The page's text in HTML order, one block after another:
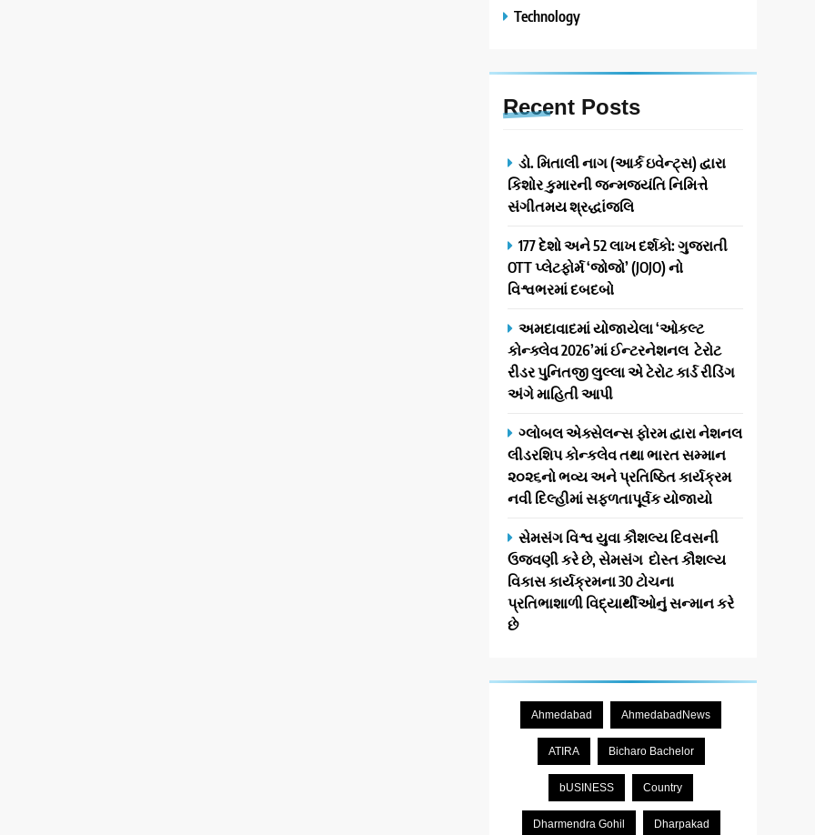
Technology
Recent Posts
ડો. મિતાલી નાગ (આર્ક ઇવેન્ટ્સ) દ્વારા
કિશોર કુમારની જન્મજયંતિ નિમિત્તે
સંગીતમય શ્રદ્ધાંજલિ
177 દેશો અને 52 લાખ દર્શકો: ગુજરાતી
OTT પ્લેટફોર્મ ‘જોજો’ (JOJO) નો
વિશ્વભરમાં દબદબો
અમદાવાદમાં યોજાયેલા ‘ઓકલ્ટ
કોન્ક્લેવ 2026’માં ઈન્ટરનેશનલ ટેરોટ
રીડર પુનિતજી લુલ્લા એ ટેરોટ કાર્ડ રીડિંગ
અંગે માહિતી આપી
ગ્લોબલ એક્સેલન્સ ફોરમ દ્વારા નેશનલ
લીડરશિપ કોન્કલેવ તથા ભારત સમ્માન
૨૦૨૬નો ભવ્ય અને પ્રતિષ્ઠિત કાર્યક્રમ
નવી દિલ્હીમાં સફળતાપૂર્વક યોજાયો
સેમસંગ વિશ્વ યુવા કૌશલ્ય દિવસની
ઉજવણી કરે છે, સેમસંગ દોસ્ત કૌશલ્ય
વિકાસ કાર્યક્રમના 30 ટોચના
પ્રતિભાશાળી વિદ્યાર્થીઓનું સન્માન કરે
છે
Ahmedabad AhmedabadNews
ATIRA Bicharo Bachelor
bUSINESS Country
Dharmendra Gohil Dharpakad